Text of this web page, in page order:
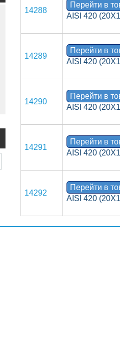
14288
Перейти в
AISI 420
14289
Перейти в
AISI 420
14290
Перейти в
AISI 420
14291
Перейти в
AISI 420
14292
Перейти в
AISI 420